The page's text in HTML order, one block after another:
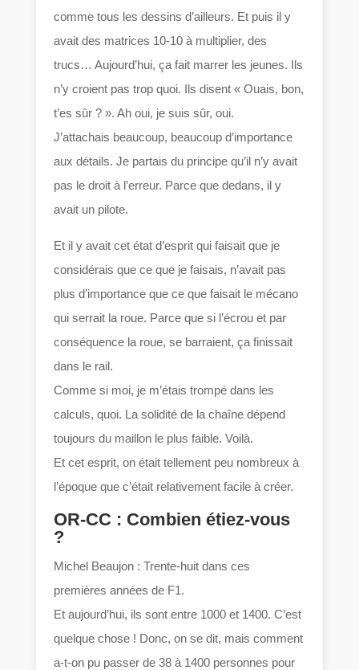
comme tous les dessins d’ailleurs. Et puis il y
avait des matrices 10-10 à multiplier, des
trucs… Aujourd’hui, ça fait marrer les jeunes. Ils
n’y croient pas trop quoi. Ils disent « Ouais, bon,
t’es sûr ? ». Ah oui, je suis sûr, oui.
J’attachais beaucoup, beaucoup d’importance
aux détails. Je partais du principe qu’il n’y avait
pas le droit à l’erreur. Parce que dedans, il y
avait un pilote.
Et il y avait cet état d’esprit qui faisait que je
considérais que ce que je faisais, n’avait pas
plus d’importance que ce que faisait le mécano
qui serrait la roue. Parce que si l’écrou et par
conséquence la roue, se barraient, ça finissait
dans le rail.
Comme si moi, je m’étais trompé dans les
calculs, quoi. La solidité de la chaîne dépend
toujours du maillon le plus faible. Voilà.
Et cet esprit, on était tellement peu nombreux à
l’époque que c’était relativement facile à créer.
OR-CC : Combien étiez-vous
?
Michel Beaujon : Trente-huit dans ces
premières années de F1.
Et aujourd’hui, ils sont entre 1000 et 1400. C’est
quelque chose ! Donc, on se dit, mais comment
a-t-on pu passer de 38 à 1400 personnes pour